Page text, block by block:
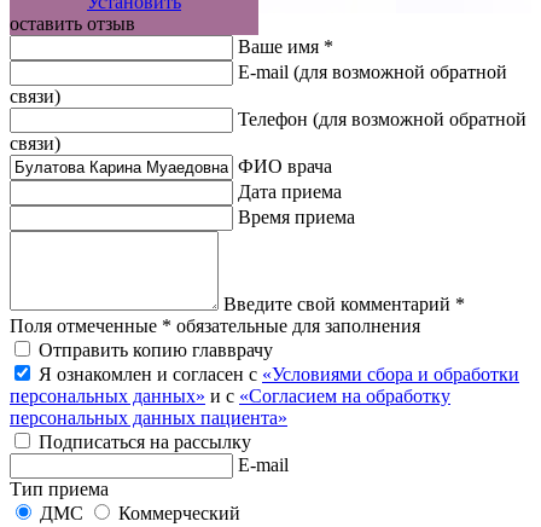
оставить отзыв
Ваше имя *
E-mail (для возможной обратной
связи)
Телефон (для возможной обратной
связи)
ФИО врача
Дата приема
Время приема
Введите свой комментарий *
Поля отмеченные * обязательные для заполнения
Отправить копию главврачу
Я ознакомлен и согласен с «Условиями сбора и обработки
персональных данных» и с «Согласием на обработку
персональных данных пациента»
Подписаться на рассылку
E-mail
Тип приема
ДМС
Коммерческий